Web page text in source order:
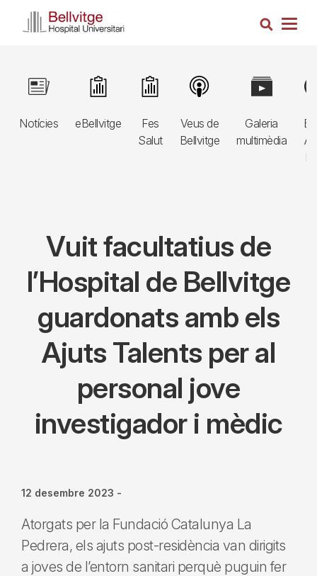
Cerca
Navegació
principal
3r
Notícies
Image
eBellvitge
Image
Fes
Salut
Image
Veus de
Bellvitge
Image
Galeria
multimèdia
Image
Vuit facultatius de
l’Hospital de Bellvitge
guardonats amb els
Ajuts Talents per al
personal jove
investigador i mèdic
12 desembre 2023 -
Atorgats per la Fundació Catalunya La
Pedrera, els ajuts post-residència van dirigits
a joves de l’entorn sanitari perquè puguin fer